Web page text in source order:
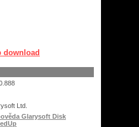
download
Ltd.
Glarysoft Disk